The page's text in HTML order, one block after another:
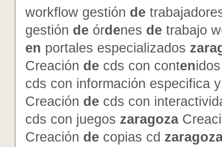
workflow gestión de
gestión de órdenes de trabajo
en portales especializados
Creación de cds con conten
cds con información especifica
Creación de cds con
cds con juegos zaragoza
Creación de copias cd